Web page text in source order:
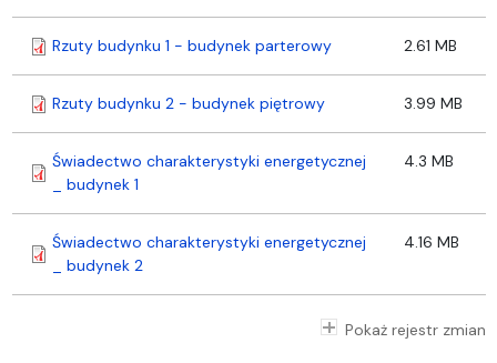
Rzuty budynku 1 - budynek parterowy 2.61 MB
Rzuty budynku 2 - budynek piętrowy 3.99 MB
Świadectwo charakterystyki energetycznej
_ budynek 1
4.3 MB
Świadectwo charakterystyki energetycznej
_ budynek 2
4.16 MB
Pokaż rejestr zmian